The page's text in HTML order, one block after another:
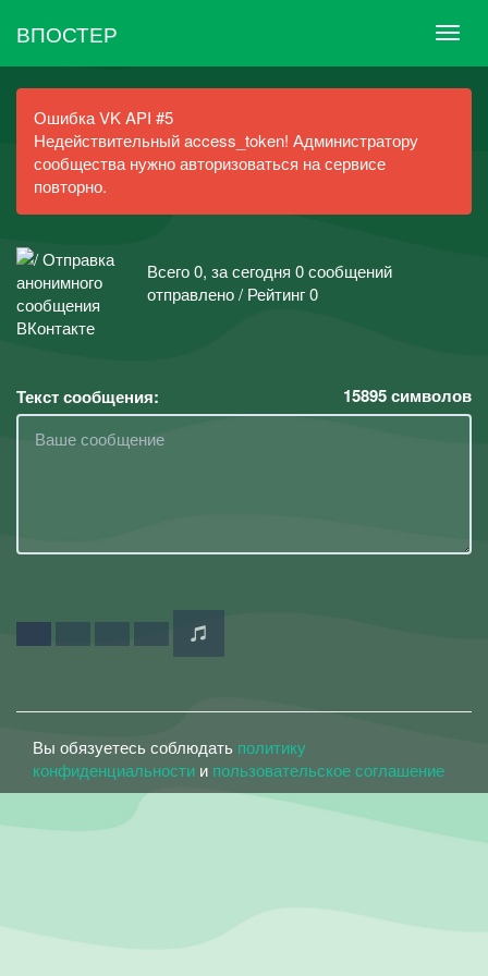
ВПОСТЕР
Ошибка VK API #5
Недействительный access_token! Администратору
сообщества нужно авторизоваться на сервисе
повторно.
Всего 0, за сегодня 0 сообщений
отправлено / Рейтинг 0
Текст сообщения: 15895символов
Вы обязуетесь соблюдать политику
конфиденциальности и пользовательское соглашение